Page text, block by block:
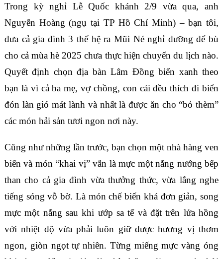
Trong kỳ nghỉ Lễ Quốc khánh 2/9 vừa qua, anh
Nguyễn Hoàng (ngụ tại TP Hồ Chí Minh) – bạn tôi,
đưa cả gia đình 3 thế hệ ra Mũi Né nghỉ dưỡng để bù
cho cả mùa hè 2025 chưa thực hiện chuyến du lịch nào.
Quyết định chọn địa bàn Lâm Đồng biển xanh theo
bạn là vì cả ba mẹ, vợ chồng, con cái đều thích đi biển
đón làn gió mát lành và nhất là được ăn cho “bỏ thèm”
các món hải sản tươi ngon nơi này.
Cũng như những lần trước, bạn chọn một nhà hàng ven
biển và món “khai vị” vẫn là mực một nắng nướng bếp
than cho cả gia đình vừa thưởng thức, vừa lắng nghe
tiếng sóng vỗ bờ. Là món chế biến khá đơn giản, song
mực một nắng sau khi ướp sa tế và đặt trên lửa hồng
với nhiệt độ vừa phải luôn giữ được hương vị thơm
ngon, giòn ngọt tự nhiên. Từng miếng mực vàng óng